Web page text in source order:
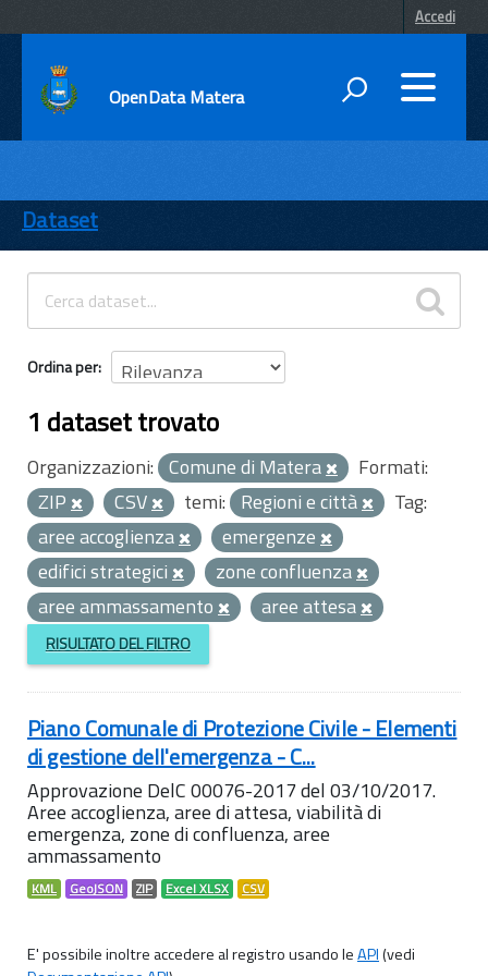
Accedi
OpenData Matera
ENTI
TEMI
INFORMAZIONI
Dataset
Ordina per
1 dataset trovato
Organizzazioni: Comune di Matera
Formati:
ZIP
CSV temi: Regioni e città
Tag:
aree accoglienza
emergenze
edifici strategici
zone confluenza
aree ammassamento
aree attesa
RISULTATO DEL FILTRO
Piano Comunale di Protezione Civile - Elementi
di gestione dell'emergenza - C...
Approvazione DelC 00076-2017 del 03/10/2017.
Aree accoglienza, aree di attesa, viabilità di
emergenza, zone di confluenza, aree
ammassamento
KML GeoJSON ZIP Excel XLSX CSV
E' possibile inoltre accedere al registro usando leAPI(vedi